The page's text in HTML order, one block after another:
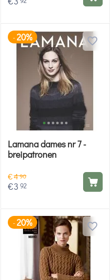
-20%
Lamana dames nr 7 -
breipatronen
€490
€3 92
-20%